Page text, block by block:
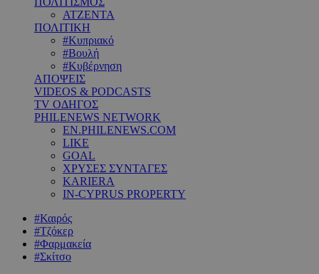
ΑΤΖΕΝΤΑ
ΠΟΛΙΤΙΚΗ
#Κυπριακό
#Βουλή
#Κυβέρνηση
ΑΠΟΨΕΙΣ
VIDEOS & PODCASTS
TV ΟΔΗΓΟΣ
PHILENEWS NETWORK
EN.PHILENEWS.COM
LIKE
GOAL
ΧΡΥΣΕΣ ΣΥΝΤΑΓΕΣ
KARIERA
IN-CYPRUS PROPERTY
#Καιρός
#Τζόκερ
#Φαρμακεία
#Σκίτσο